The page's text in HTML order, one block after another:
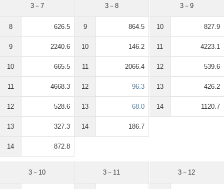
3－7
8 626.5
9 2240.6
10 665.5
11 4668.3
12 528.6
13 327.3
14 872.8
3－8
9 864.5
10 146.2
11 2066.4
12 96.3
13 68.0
14 186.7
3－9
10 827.9
11 4223.1
12 539.6
13 426.2
14 1120.7
3－10 3－11 3－12